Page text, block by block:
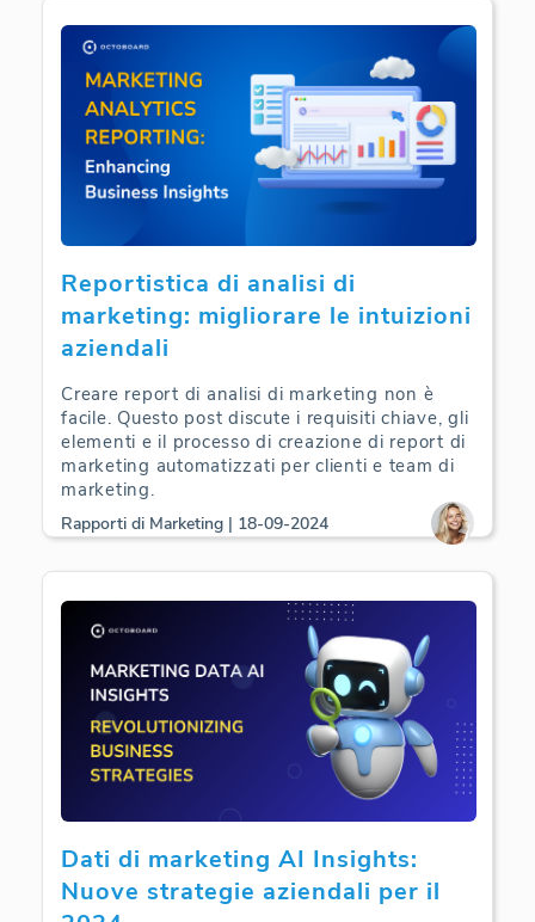
E-Commerce Analytics | 24-09-2024
Reportistica di analisi di
marketing: migliorare le intuizioni
aziendali
Creare report di analisi di marketing non è
facile. Questo post discute i requisiti chiave, gli
elementi e il processo di creazione di report di
marketing automatizzati per clienti e team di
marketing.
Rapporti di Marketing | 18-09-2024
Dati di marketing AI Insights:
Nuove strategie aziendali per il